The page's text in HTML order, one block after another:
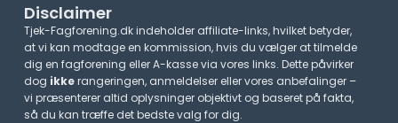
Disclaimer
Tjek-Fagforening.dk indeholder affiliate-links, hvilket betyder,
at vi kan modtage en kommission, hvis du vælger at tilmelde
dig en fagforening eller A-kasse via vores links. Dette påvirker
dog ikkerangeringen, anmeldelser eller vores anbefalinger –
vi præsenterer altid oplysninger objektivt og baseret på fakta,
så du kan træffe det bedste valg for dig.